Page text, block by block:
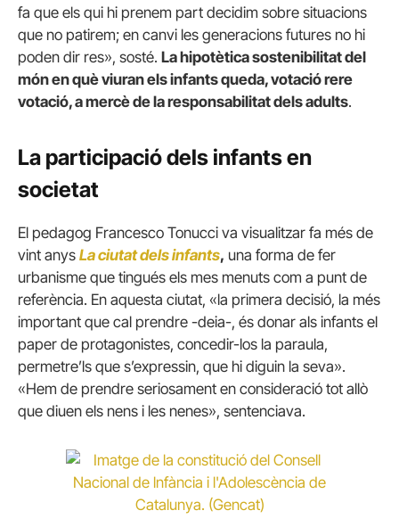
fa que els qui hi prenem part decidim sobre situacions
que no patirem; en canvi les generacions futures no hi
poden dir res», sosté. La hipotètica sostenibilitat del
món en què viuran els infants queda, votació rere
votació, a mercè de la responsabilitat dels adults.
La participació dels infants en
societat
El pedagog Francesco Tonucci va visualitzar fa més de
vint anys La ciutat dels infants, una forma de fer
urbanisme que tingués els mes menuts com a punt de
referència. En aquesta ciutat, «la primera decisió, la més
important que cal prendre -deia-, és donar als infants el
paper de protagonistes, concedir-los la paraula,
permetre’ls que s’expressin, que hi diguin la seva».
«Hem de prendre seriosament en consideració tot allò
que diuen els nens i les nenes», sentenciava.